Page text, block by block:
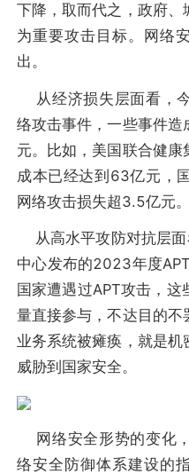
下降，取而代之，政府
为重要攻击目标。网络
出。
从经济损失层面看，
络攻击事件，一些事件
元。比如，美国联合健
成本已经达到63亿元，
网络攻击损失超3.5亿元。
从高水平攻防对抗层面
中心发布的2023年度
国家遭遇过APT攻击，
量直接参与，不达目的
业务系统被瘫痪，就是
威胁到国家安全。
网络安全形势的变化
络安全防御体系建设的